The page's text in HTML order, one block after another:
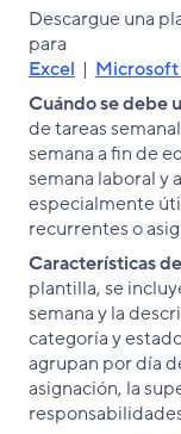
Descargue una
para
Excel |
Cuándo se debe
de tareas
semana a fin de
semana laboral y
especialmente
recurrentes o
Características
plantilla, se
semana y la
categoría y
agrupan por día
asignación, la